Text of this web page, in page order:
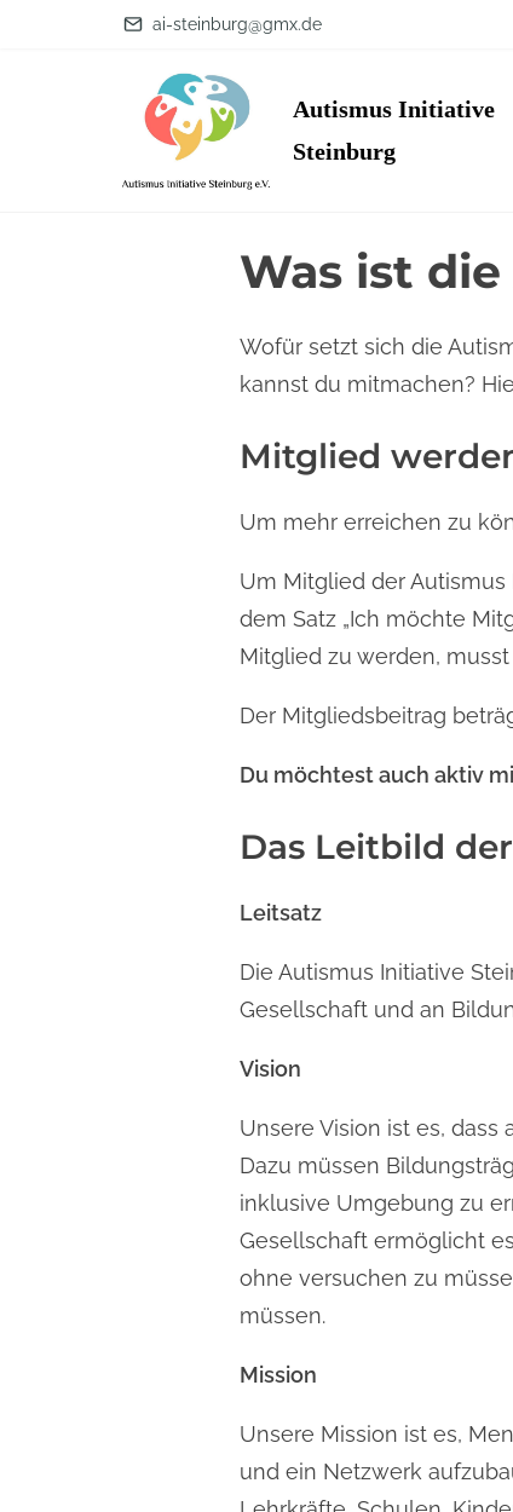
ai-steinburg@gmx.de
Autismus Initiative
Steinburg
Was ist
Wofür setzt sich die
kannst du mitmachen?
Mitglied
Um mehr erreichen zu
Um Mitglied der
dem Satz „Ich möchte
Mitglied zu werden,
Der Mitgliedsbeitrag
Du möchtest auch aktiv
Das Leitbild
Leitsatz
Die Autismus Initiative
Gesellschaft und an
Vision
Unsere Vision ist es,
Dazu müssen
inklusive Umgebung zu
Gesellschaft ermöglicht
ohne versuchen zu
müssen.
Mission
Unsere Mission ist es,
und ein Netzwerk